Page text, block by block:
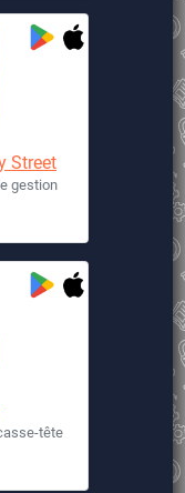
Street
gestion
tête